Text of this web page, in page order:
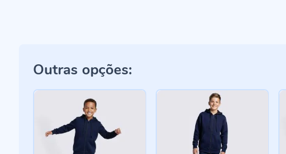
Outras opções: